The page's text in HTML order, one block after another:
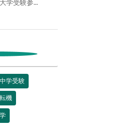
学受験参...
中学受験
機